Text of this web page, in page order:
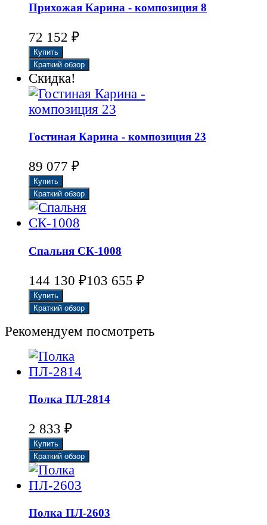
Прихожая Карина - композиция 8
72 152 ₽
Скидка!
Гостиная Карина - композиция 23
89 077 ₽
Спальня СК-1008
144 130 ₽103 655 ₽
Рекомендуем посмотреть
Полка ПЛ-2814
2 833 ₽
Полка ПЛ-2603